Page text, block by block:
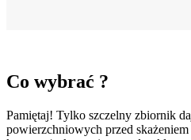
Co wybrać ?
Pamiętaj! Tylko szczelny zbiornik
powierzchniowych przed